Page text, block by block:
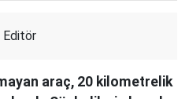
Editör
araç, 20 kilometrelik